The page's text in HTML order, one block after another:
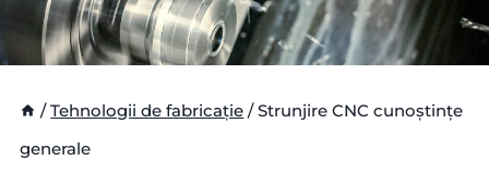
/ Tehnologii de fabricație / Strunjire CNC cunoștințe
generale